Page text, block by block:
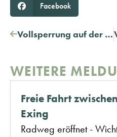
Facebook
Vollsperrung auf der Kreisstraße DGF 16 in Dingolfing
WEITERE
Freie Fahrt
Exing
Radweg eröffnet -